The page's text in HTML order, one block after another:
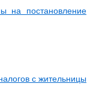
на постановление
с жительницы